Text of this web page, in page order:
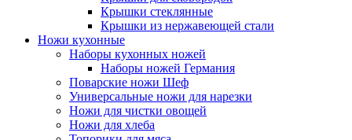
Крышки стеклянные
Крышки из нержавеющей стали
Ножи кухонные
Наборы кухонных ножей
Наборы ножей Германия
Поварские ножи Шеф
Универсальные ножи для нарезки
Ножи для чистки овощей
Ножи для хлеба